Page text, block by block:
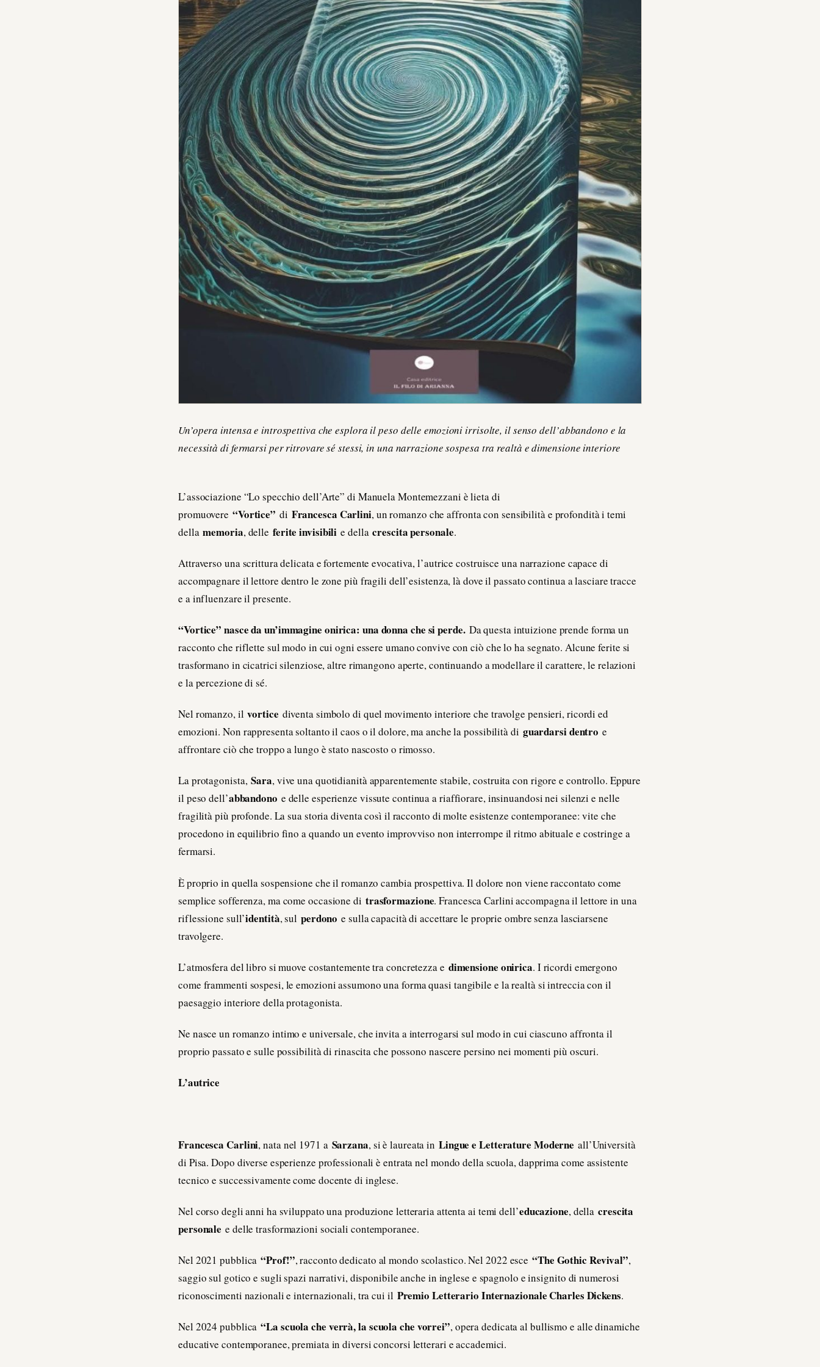
Un’opera intensa e introspettiva che esplora il peso delle emozioni irrisolte, il senso dell’abbandono e la
necessità di fermarsi per ritrovare sé stessi, in una narrazione sospesa tra realtà e dimensione interiore
L’associazione “Lo specchio dell’Arte” di Manuela Montemezzani è lieta di
promuovere “Vortice” di Francesca Carlini, un romanzo che affronta con sensibilità e profondità i temi
dellamemoria, delle ferite invisibili e dellacrescita personale.
Attraverso una scrittura delicata e fortemente evocativa, l’autrice costruisce una narrazione capace di
accompagnare il lettore dentro le zone più fragili dell’esistenza, là dove il passato continua a lasciare tracce
e a influenzare il presente.
“Vortice” nasce da un’immagine onirica: una donna che si perde.Da questa intuizione prende forma un
racconto che riflette sul modo in cui ogni essere umano convive con ciò che lo ha segnato. Alcune ferite si
trasformano in cicatrici silenziose, altre rimangono aperte, continuando a modellare il carattere, le relazioni
e la percezione di sé.
Nel romanzo, ilvortice diventa simbolo di quel movimento interiore che travolge pensieri, ricordi ed
emozioni. Non rappresenta soltanto il caos o il dolore, ma anche la possibilità di guardarsi dentro e
affrontare ciò che troppo a lungo è stato nascosto o rimosso.
La protagonista,Sara, vive una quotidianità apparentemente stabile, costruita con rigore e controllo. Eppure
il peso dell’abbandono e delle esperienze vissute continua a riaffiorare, insinuandosi nei silenzi e nelle
fragilità più profonde. La sua storia diventa così il racconto di molte esistenze contemporanee: vite che
procedono in equilibrio fino a quando un evento improvviso non interrompe il ritmo abituale e costringe a
fermarsi.
È proprio in quella sospensione che il romanzo cambia prospettiva. Il dolore non viene raccontato come
semplice sofferenza, ma come occasione di trasformazione. Francesca Carlini accompagna il lettore in una
riflessione sull’identità, sul perdono e sulla capacità di accettare le proprie ombre senza lasciarsene
travolgere.
L’atmosfera del libro si muove costantemente tra concretezza e dimensione onirica. I ricordi emergono
come frammenti sospesi, le emozioni assumono una forma quasi tangibile e la realtà si intreccia con il
paesaggio interiore della protagonista.
Ne nasce un romanzo intimo e universale, che invita a interrogarsi sul modo in cui ciascuno affronta il
proprio passato e sulle possibilità di rinascita che possono nascere persino nei momenti più oscuri.
L’autrice
Francesca Carlini, nata nel 1971 a Sarzana, si è laureata in Lingue e Letterature Moderne all’Università
di Pisa. Dopo diverse esperienze professionali è entrata nel mondo della scuola, dapprima come assistente
tecnico e successivamente come docente di inglese.
Nel corso degli anni ha sviluppato una produzione letteraria attenta ai temi dell’educazione, dellacrescita
personale e delle trasformazioni sociali contemporanee.
Nel 2021 pubblica“Prof!”, racconto dedicato al mondo scolastico. Nel 2022 esce“The Gothic Revival”,
saggio sul gotico e sugli spazi narrativi, disponibile anche in inglese e spagnolo e insignito di numerosi
riconoscimenti nazionali e internazionali, tra cui il Premio Letterario Internazionale Charles Dickens.
Nel 2024 pubblica“La scuola che verrà, la scuola che vorrei”, opera dedicata al bullismo e alle dinamiche
educative contemporanee, premiata in diversi concorsi letterari e accademici.